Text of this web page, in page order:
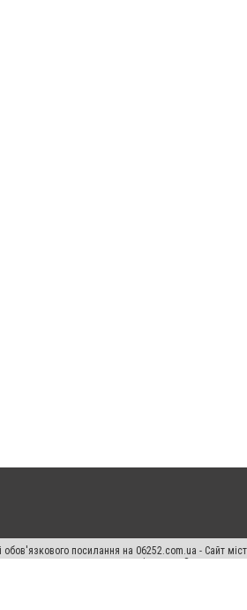
посилання на 06252.com.ua - Сайт
виняткових прав переслідується Законом.